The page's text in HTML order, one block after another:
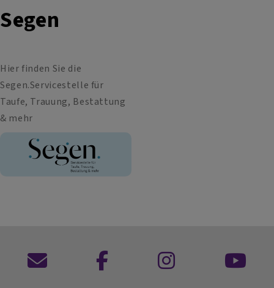
Segen
Hier finden Sie die
Segen.Servicestelle für
Taufe, Trauung, Bestattung
& mehr
Kontaktformular